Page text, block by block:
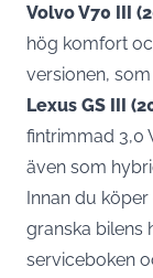
Volvo V70 III
hög komfort
versionen,
Lexus GS III
fintrimmad 3,0
även som
Innan du
granska bilens
serviceboken